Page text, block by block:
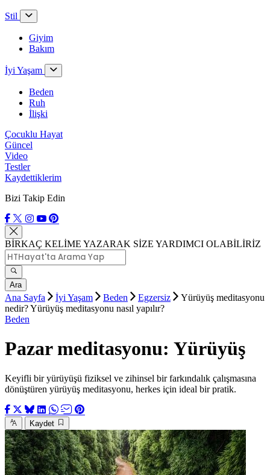
Stil
Giyim
Bakım
İyi Yaşam
Beden
Ruh
İlişki
Çocuklu Hayat
Güncel
Video
Testler
Kaydettiklerim
Bizi Takip Edin
BİRKAÇ KELİME YAZARAK SİZE YARDIMCI OLABİLİRİZ
Ara
Ana Sayfa İyi Yaşam Beden Egzersiz
Yürüyüş meditasyonu
nedir? Yürüyüş meditasyonu nasıl yapılır?
Beden
Pazar meditasyonu: Yürüyüş
Keyifli bir yürüyüşü fiziksel ve zihinsel bir farkındalık çalışmasına
dönüştüren yürüyüş meditasyonu, herkes için ideal bir pratik.
Kaydet